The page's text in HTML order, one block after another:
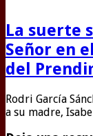
La suerte
Señor en
del
Rodri García
a su madre,